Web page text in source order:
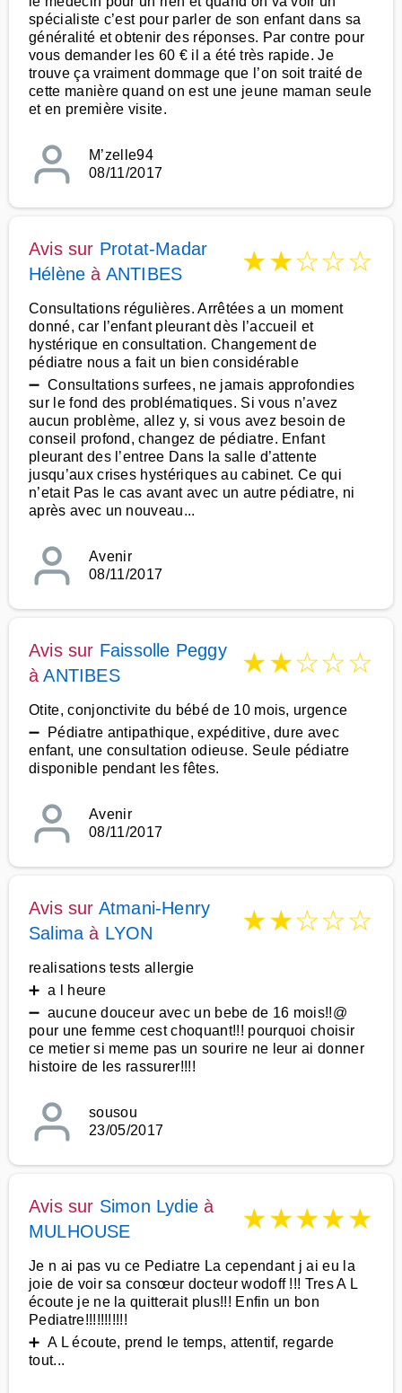
spécialiste c’est pour parler de son enfant dans sa
généralité et obtenir des réponses. Par contre pour
vous demander les 60 € il a été très rapide. Je
trouve ça vraiment dommage que l’on soit traité de
cette manière quand on est une jeune maman seule
et en première visite.
M’zelle94
08/11/2017
Avis sur Protat-Madar
Hélène à ANTIBES ★★☆☆☆
Consultations régulières. Arrêtées a un moment
donné, car l’enfant pleurant dès l’accueil et
hystérique en consultation. Changement de
pédiatre nous a fait un bien considérable
➖ Consultations surfees, ne jamais approfondies
sur le fond des problématiques. Si vous n’avez
aucun problème, allez y, si vous avez besoin de
conseil profond, changez de pédiatre. Enfant
pleurant des l’entree Dans la salle d’attente
jusqu’aux crises hystériques au cabinet. Ce qui
n’etait Pas le cas avant avec un autre pédiatre, ni
après avec un nouveau...
Avenir
08/11/2017
Avis sur Faissolle Peggy
àANTIBES ★★☆☆☆
Otite, conjonctivite du bébé de 10 mois, urgence
➖ Pédiatre antipathique, expéditive, dure avec
enfant, une consultation odieuse. Seule pédiatre
disponible pendant les fêtes.
Avenir
08/11/2017
Avis sur Atmani-Henry
Salima à LYON ★★☆☆☆
realisations tests allergie
➕ a l heure
➖ aucune douceur avec un bebe de 16 mois!!@
pour une femme cest choquant!!! pourquoi choisir
ce metier si meme pas un sourire ne leur ai donner
histoire de les rassurer!!!!
sousou
23/05/2017
Avis sur Simon Lydie à
MULHOUSE
★★★★★
Je n ai pas vu ce Pediatre La cependant j ai eu la
joie de voir sa consœur docteur wodoff !!! Tres A L
écoute je ne la quitterait plus!!! Enfin un bon
Pediatre!!!!!!!!!!!
➕ A L écoute, prend le temps, attentif, regarde
tout...